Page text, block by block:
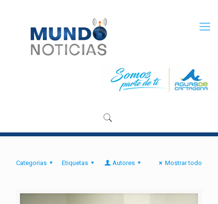
Categorias Etiquetas Autores Mostrar todo